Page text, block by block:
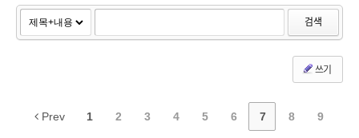
검색
쓰기
Prev 1 2 3 4 5 6 7 8 9